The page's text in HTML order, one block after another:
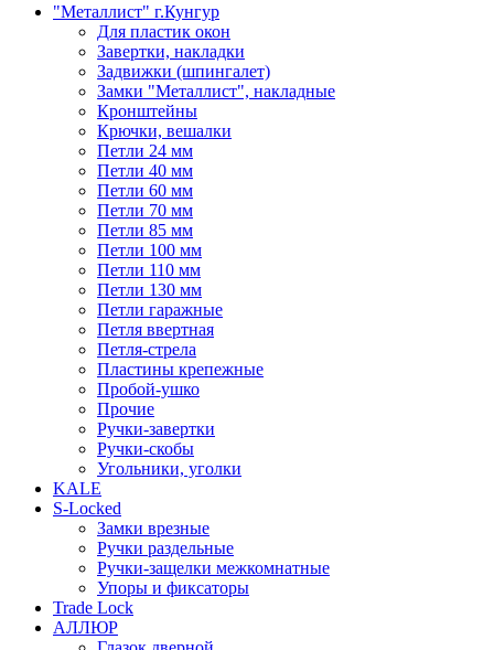
"Металлист" г.Кунгур
Для пластик окон
Завертки, накладки
Задвижки (шпингалет)
Замки "Металлист", накладные
Кронштейны
Крючки, вешалки
Петли 24 мм
Петли 40 мм
Петли 60 мм
Петли 70 мм
Петли 85 мм
Петли 100 мм
Петли 110 мм
Петли 130 мм
Петли гаражные
Петля ввертная
Петля-стрела
Пластины крепежные
Пробой-ушко
Прочие
Ручки-завертки
Ручки-скобы
Угольники, уголки
KALE
S-Locked
Замки врезные
Ручки раздельные
Ручки-защелки межкомнатные
Упоры и фиксаторы
Trade Lock
АЛЛЮР